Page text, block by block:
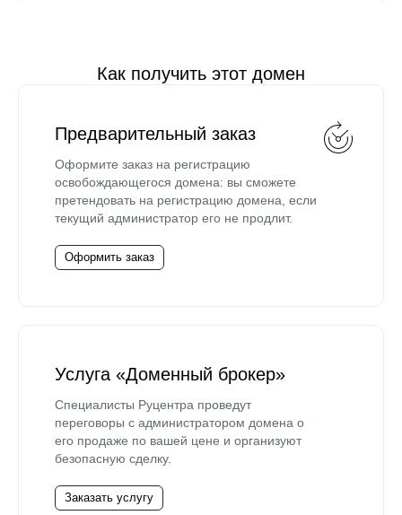
Как получить этот домен
Предварительный заказ
Оформите заказ на регистрацию
освобождающегося домена: вы сможете
претендовать на регистрацию домена, если
текущий администратор его не продлит.
Оформить заказ
Услуга «Доменный брокер»
Специалисты Руцентра проведут
переговоры с администратором домена о
его продаже по вашей цене и организуют
безопасную сделку.
Заказать услугу